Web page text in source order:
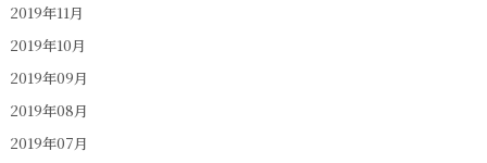
2019年11月
2019年10月
2019年09月
2019年08月
2019年07月